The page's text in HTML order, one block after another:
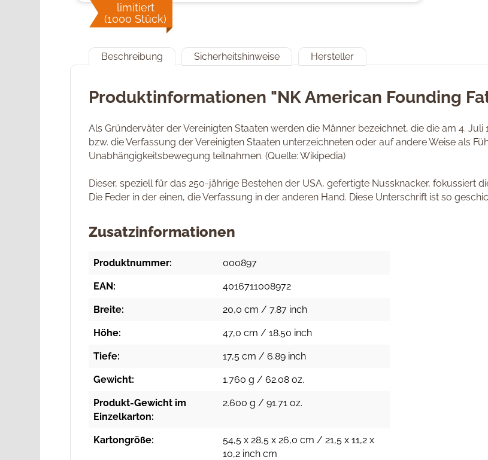
limitiert
(1000 Stück)
Beschreibung Sicherheitshinweise Hersteller
Produktinformationen "NK American Founding
Als Gründerväter der Vereinigten Staaten werden die Männer bezeichnet, die die am 4.
bzw. die Verfassung der Vereinigten Staaten unterzeichneten oder auf andere Weise als
Unabhängigkeitsbewegung teilnahmen. (Quelle: Wikipedia)
Dieser, speziell für das 250-jährige Bestehen der USA, gefertigte Nussknacker, fokussiert
Die Feder in der einen, die Verfassung in der anderen Hand. Diese Unterschrift ist so
Zusatzinformationen
Produktnummer: 000897
EAN: 4016711008972
Breite: 20,0 cm / 7.87 inch
Höhe: 47,0 cm / 18.50 inch
Tiefe: 17,5 cm / 6.89 inch
Gewicht: 1.760 g / 62.08 oz.
Produkt-Gewicht im
Einzelkarton:
2.600 g / 91.71 oz.
Kartongröße:
54,5 x 28,5 x 26,0 cm / 21,5 x 11,2 x
10,2 inch cm